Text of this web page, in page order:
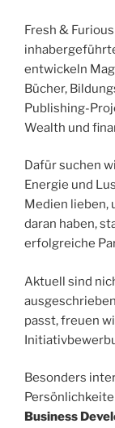
Fresh &
entwickeln
Bücher,
Publishing-
Wealth und
Dafür suchen
Energie und
Medien lieben,
daran haben,
erfolgreiche
Aktuell sind
passt, freuen
Besonders
Business